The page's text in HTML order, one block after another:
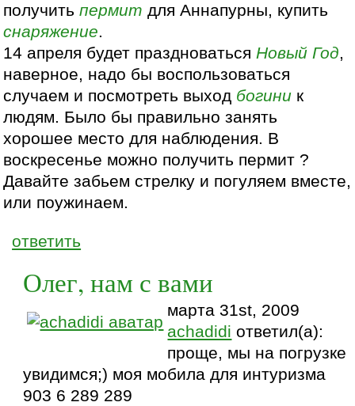
получитьпермит для Аннапурны, купить
снаряжение.
14 апреля будет праздноватьсяНовый Год,
наверное, надо бы воспользоваться
случаем и посмотреть выход богини к
людям. Было бы правильно занять
хорошее место для наблюдения. В
воскресенье можно получить пермит ?
Давайте забьем стрелку и погуляем вместе,
или поужинаем.
ответить
Олег, нам с вами
марта 31st, 2009
achadidi ответил(а):
проще, мы на погрузке
увидимся;) моя мобила для интуризма
903 6 289 289